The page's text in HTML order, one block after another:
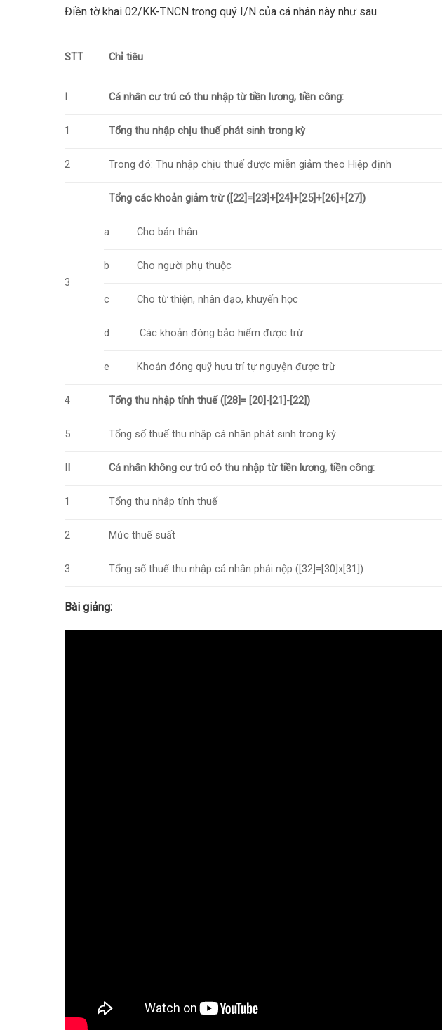
Điền tờ khai 02/KK-TNCN trong quý I/N của cá nhân này như sau
STT Chỉ tiêu
Cá nhân cư trú cóthu nhập từ tiền lương, tiền công:
1 Tổng thu nhập chịu thuế phát sinh trong kỳ
2 Trong đó: Thu nhập chịu thuế được miễn giảm theo Hiệp định
3
Tổng các khoản giảm trừ ([22]=[23]+[24]+[25]+[26]+[27])
a Cho bản thân
b Cho người phụ thuộc
c Cho từ thiện, nhân đạo, khuyến học
d Các khoản đóng bảo hiểm được trừ
e Khoản đóng quỹ hưu trí tự nguyện được trừ
4 Tổng thu nhập tính thuế ([28]= [20]-[21]-[22])
5 Tổng số thuế thu nhập cá nhân phát sinh trong kỳ
Cá nhân không cư trú có thu nhập từ tiền lương, tiền công:
1 Tổng thu nhập tính thuế
2 Mức thuế suất
3 Tổng số thuế thu nhập cá nhân phải nộp ([32]=[30]x[31])
Bài giảng: